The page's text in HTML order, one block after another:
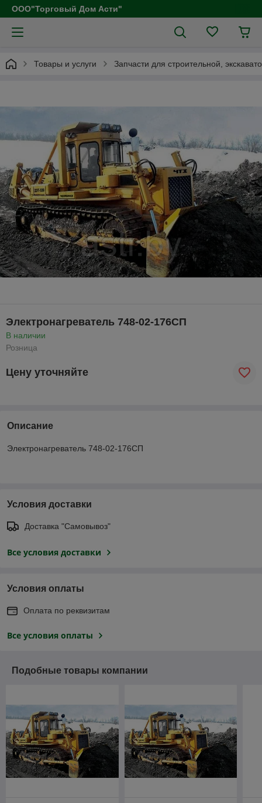
ООО"Торговый Дом Асти"
Товары и услуги Запчасти для строительной,
Электронагреватель 748-02-176СП
В наличии
Розница
Цену уточняйте
Описание
Электронагреватель 748-02-176СП
Условия доставки
Доставка "Самовывоз"
Все условия доставки
Условия оплаты
Оплата по реквизитам
Все условия оплаты
Подобные товары компании